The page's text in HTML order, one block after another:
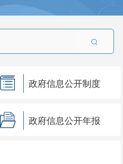

政府信息公开制度
政府信息公开年报